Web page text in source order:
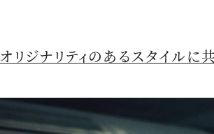
オリジナリティのあるスタイルに